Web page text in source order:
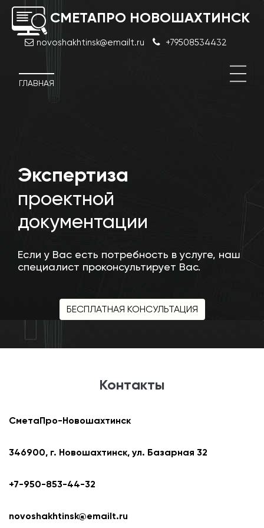
СМЕТАПРО НОВОШАХТИНСК
novoshakhtinsk@emailt.ru +79508534432
ГЛАВНАЯ
Экспертиза
проектной
документации
Если у Вас есть потребность в услуге, наш
специалист проконсультирует Вас.
БЕСПЛАТНАЯ КОНСУЛЬТАЦИЯ
Контакты
СметаПро-Новошахтинск
346900, г. Новошахтинск, ул. Базарная 32
+7-950-853-44-32
novoshakhtinsk@emailt.ru